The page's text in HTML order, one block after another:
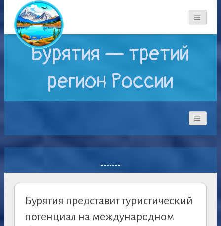
Бурятия — третий
регион России
-------
Бурятия представит туристический
потенциал на международном